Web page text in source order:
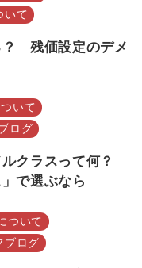
いて
？ 残価設定のデメ
いて
ログ
ルクラスって何？
で選ぶなら
ついて
ブログ